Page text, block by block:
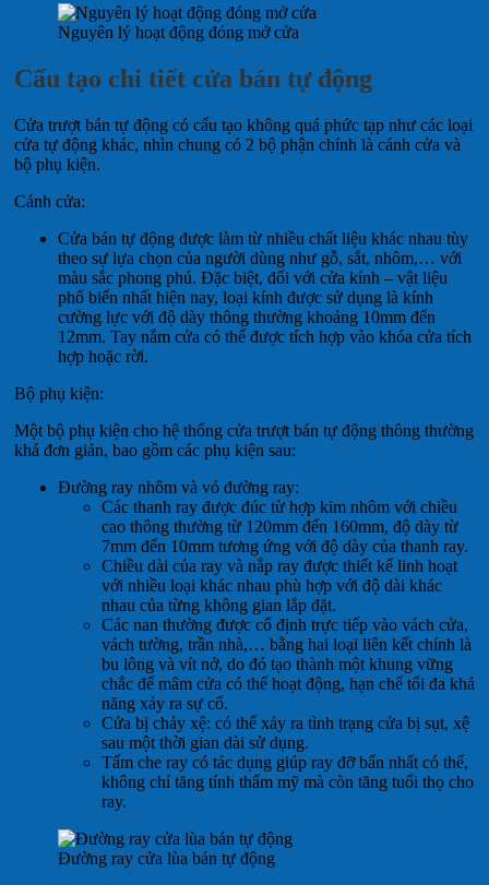
Nguyên lý hoạt động đóng mở cửa
Cấu tạo chi tiết cửa bán tự động
Cửa trượt bán tự động có cấu tạo không quá phức tạp như các loại
cửa tự động khác, nhìn chung có 2 bộ phận chính là cánh cửa và
bộ phụ kiện.
Cánh cửa:
Cửa bán tự động được làm từ nhiều chất liệu khác nhau tùy
theo sự lựa chọn của người dùng như gỗ, sắt, nhôm,… với
màu sắc phong phú. Đặc biệt, đối với cửa kính – vật liệu
phổ biến nhất hiện nay, loại kính được sử dụng là kính
cường lực với độ dày thông thường khoảng 10mm đến
12mm. Tay nắm cửa có thể được tích hợp vào khóa cửa tích
hợp hoặc rời.
Bộ phụ kiện:
Một bộ phụ kiện cho hệ thống cửa trượt bán tự động thông thường
khá đơn giản, bao gồm các phụ kiện sau:
Đường ray nhôm và vỏ đường ray:
Các thanh ray được đúc từ hợp kim nhôm với chiều
cao thông thường từ 120mm đến 160mm, độ dày từ
7mm đến 10mm tương ứng với độ dày của thanh ray.
Chiều dài của ray và nắp ray được thiết kế linh hoạt
với nhiều loại khác nhau phù hợp với độ dài khác
nhau của từng không gian lắp đặt.
Các nan thường được cố định trực tiếp vào vách cửa,
vách tường, trần nhà,… bằng hai loại liên kết chính là
bu lông và vít nở, do đó tạo thành một khung vững
chắc để mâm cửa có thể hoạt động, hạn chế tối đa khả
năng xảy ra sự cố.
Cửa bị chảy xệ: có thể xảy ra tình trạng cửa bị sụt, xệ
sau một thời gian dài sử dụng.
Tấm che ray có tác dụng giúp ray đỡ bẩn nhất có thể,
không chỉ tăng tính thẩm mỹ mà còn tăng tuổi thọ cho
ray.
Đường ray cửa lùa bán tự động